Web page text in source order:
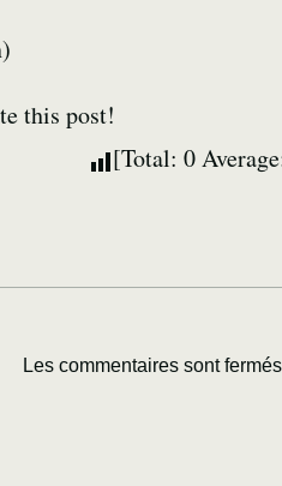
this post!
[Total: 0
Les commentaires sont